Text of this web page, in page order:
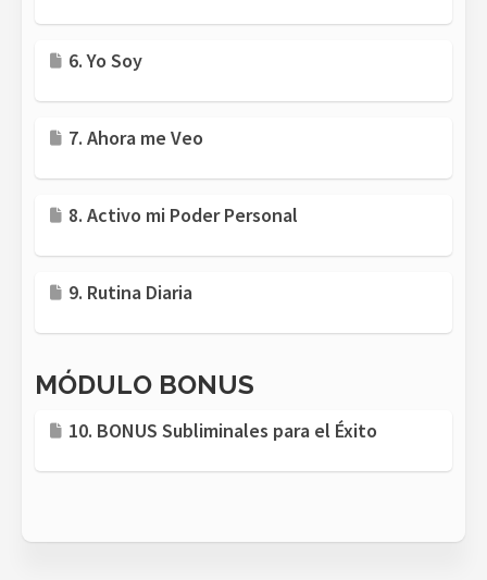
6. Yo Soy
7. Ahora me Veo
8. Activo mi Poder Personal
9. Rutina Diaria
MÓDULO BONUS
10. BONUS Subliminales para el Éxito